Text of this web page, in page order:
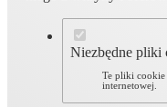
Niezbędne pliki
Te pliki cookie
internetowej.